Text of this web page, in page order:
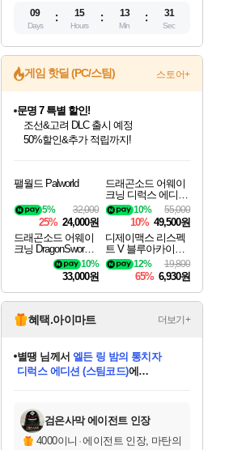
09
Days
15
Hours
13
Min
29
Sec
게임 핫딜 (PC/스팀) 스토어+
최대 90% 할인가를 만나보세요!
네이버혜택과 함께 만나보세요!
문명 7 특별 할인!
조선&고려 DLC 출시 예정
50%할인&추가 적립까지!
네이버 포인트 혜택까지!
이니&베니 혜택까지!
네이버 혜택가와 함께 예약하세요!
할인&네이버혜택으로 만나보세요!
네이버페이 혜택과 만나보세요!
40주년 프로모션으로 만나보세요!
할인가에 만나보세요!
일부 에디션 상시 할인!
혜택으로 예약 판매 중
편안하게 충전하세요
팰월드 Palworld
32,000
5%
25% 24,000원
드래곤소드 어웨이
크닝 디럭스 에디션
DragonSword Awake
ning Deluxe Edition
55,000
10%
10% 49,500원
드래곤소드 어웨이
크닝 DragonSword A
10%
33,000원
디제이맥스 리스펙
트 V 블루아카이브
팩 DJMAX RESPE
CT V Blue Archive P
ack DLC
19,800
12%
65% 6,930원
혜택.아이마트 더보기+
교환.
별땡 님께서 엘든 링 밤의 통치자
디럭스 에디션 (스팀코드)에
당첨되셨습니다.
당첨되셨습니다.
당첨되셨습니다.
당첨되셨습니다.
당첨되셨습니다.
당첨되셨습니다.
에디션 (스팀코드)를 교환.
당첨되셨습니다.
검은사막 에이전트 인장
4000이니 ·에이전트 인장, 마탄의